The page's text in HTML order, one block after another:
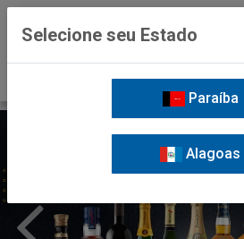
Selecione seu Estado
Paraíba
Alagoas